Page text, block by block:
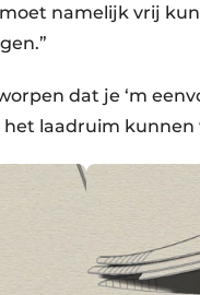
namelijk vrij
dat je ‘m
laadruim